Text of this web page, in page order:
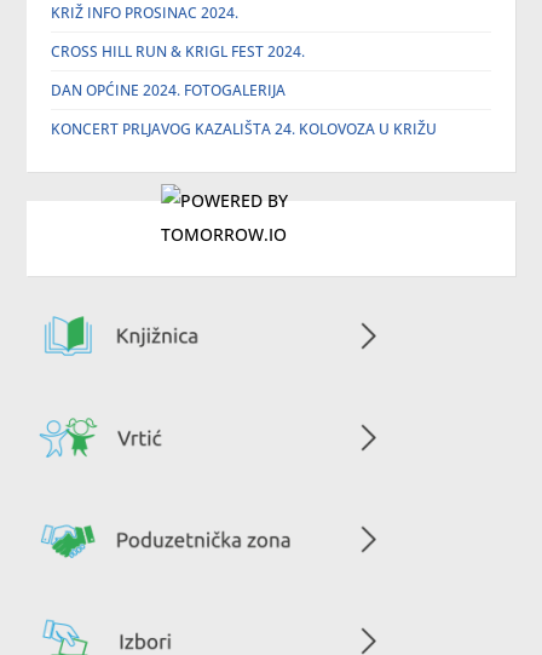
KRIŽ INFO PROSINAC 2024.
CROSS HILL RUN & KRIGL FEST 2024.
DAN OPĆINE 2024. FOTOGALERIJA
KONCERT PRLJAVOG KAZALIŠTA 24. KOLOVOZA U KRIŽU